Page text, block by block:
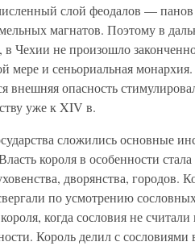
слой феодалов —
магнатов. Поэтому в
Чехии не произошло
мере и сеньориальная
внешняя опасность
уже к XIV в.
сложились основные
короля в особенности
дворянства, городов.
по усмотрению
когда сословия не
Король делил с